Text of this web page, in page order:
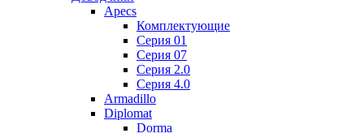
Apecs
Комплектующие
Серия 01
Серия 07
Серия 2.0
Серия 4.0
Armadillo
Diplomat
Dorma